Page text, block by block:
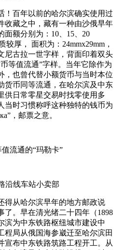
！百年以前的哈尔滨确实使用过
收藏之中，藏有一种由沙俄早年
面额分别为：10、15、20
厚， 面积为：24mmx29mm，
尼古拉一世字样，背面印着双头
等值流通”字样。当年它除作为
，也曾代替小额货币与当时本位
货币同等流通，在哈尔滨及中东
供日常零星交易时找零使用多
当时习惯称呼这种独特的钱币为
，邮票之意。
流通的“玛勒卡”
沿线车站小卖部
得从哈尔滨早年的地方邮政说
了。早在清光绪二十四年（1898
滨为中东铁路枢纽城市建设中
程局从俄国海参崴迁至哈尔滨田
宣布中东铁路筑路工程开工。从